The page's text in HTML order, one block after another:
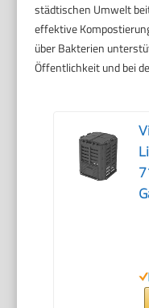
städtischen Umwelt
effektive
über Bakterien
Öffentlichkeit und bei